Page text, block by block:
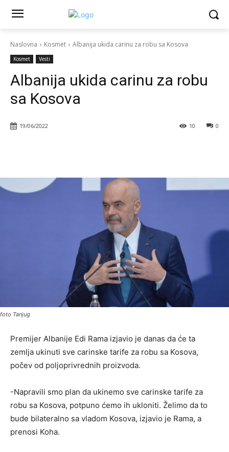
Naslovna Kosmet Albanija ukida carinu za robu sa Kosova
Kosmet Vesti
Albanija ukida carinu za robu
sa Kosova
19/06/2022 0
10
foto Tanjug
Premijer Albanije Edi Rama izjavio je danas da će ta
zemlja ukinuti sve carinske tarife za robu sa Kosova,
počev od poljoprivrednih proizvoda.
-Napravili smo plan da ukinemo sve carinske tarife za
robu sa Kosova, potpuno ćemo ih ukloniti. Želimo da to
bude bilateralno sa vladom Kosova, izjavio je Rama, a
prenosi Koha.